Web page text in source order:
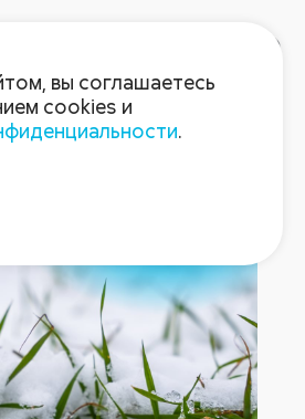
Ливны»
вы соглашаетесь
cookies и
.